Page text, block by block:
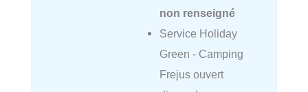
non renseigné
Service Holiday
Green - Camping
Frejus ouvert